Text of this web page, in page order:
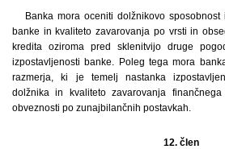
Banka mora oceniti dolžnikovo
banke in kvaliteto zavarovanja po vrsti in
kredita oziroma pred sklenitvijo druge
izpostavljenosti banke. Poleg tega mora
razmerja, ki je temelj nastanka
dolžnika in kvaliteto zavarovanja
obveznosti po zunajbilančnih postavkah.
12. člen